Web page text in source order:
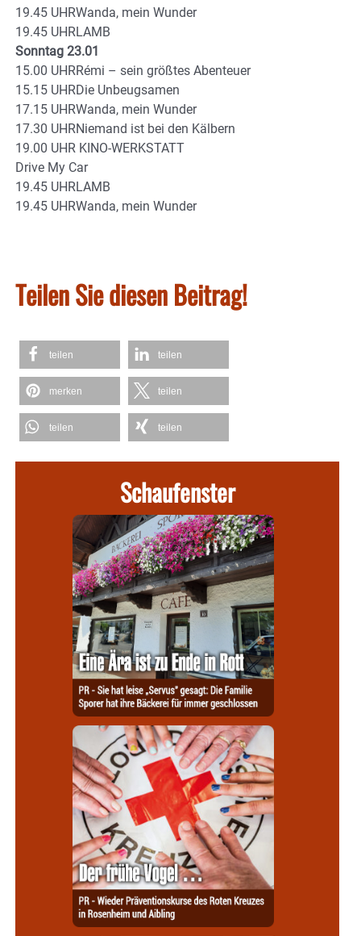
19.45 UHRWanda, mein Wunder
19.45 UHRLAMB
Sonntag 23.01
15.00 UHRRémi – sein größtes Abenteuer
15.15 UHRDie Unbeugsamen
17.15 UHRWanda, mein Wunder
17.30 UHRNiemand ist bei den Kälbern
19.00 UHR KINO-WERKSTATT
Drive My Car
19.45 UHRLAMB
19.45 UHRWanda, mein Wunder
Teilen Sie diesen Beitrag!
teilen teilen
merken teilen
teilen teilen
Schaufenster